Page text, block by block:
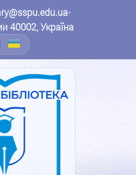
•
40002, Україна